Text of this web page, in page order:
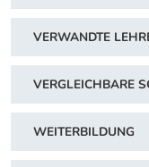
VERWANDTE
VERGLEICHBARE
WEITERBILDUNG